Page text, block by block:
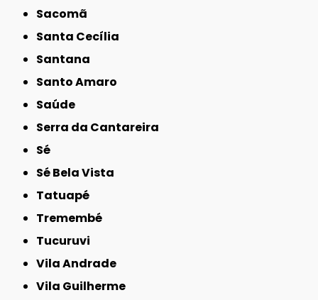
Sacomã
Santa Cecília
Santana
Santo Amaro
Saúde
Serra da Cantareira
Sé
Sé Bela Vista
Tatuapé
Tremembé
Tucuruvi
Vila Andrade
Vila Guilherme